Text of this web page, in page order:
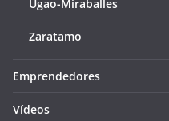
Ugao-Miraballes
Zaratamo
Emprendedores
Vídeos